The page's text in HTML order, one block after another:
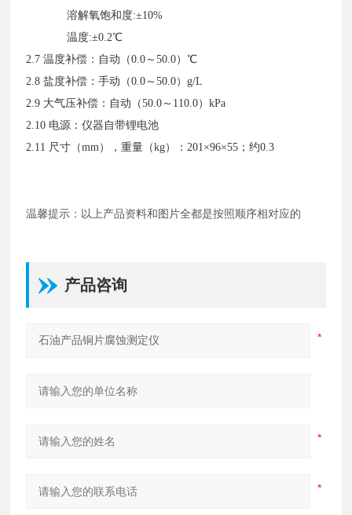
溶解氧饱和度:±10%
温度:±0.2℃
2.7 温度补偿：自动（0.0～50.0）℃
2.8 盐度补偿：手动（0.0～50.0）g/L
2.9 大气压补偿：自动（50.0～110.0）kPa
2.10 电源：仪器自带锂电池
2.11 尺寸（mm），重量（kg）：201×96×55；约0.3
温馨提示：以上产品资料和图片全都是按照顺序相对应的
产品咨询